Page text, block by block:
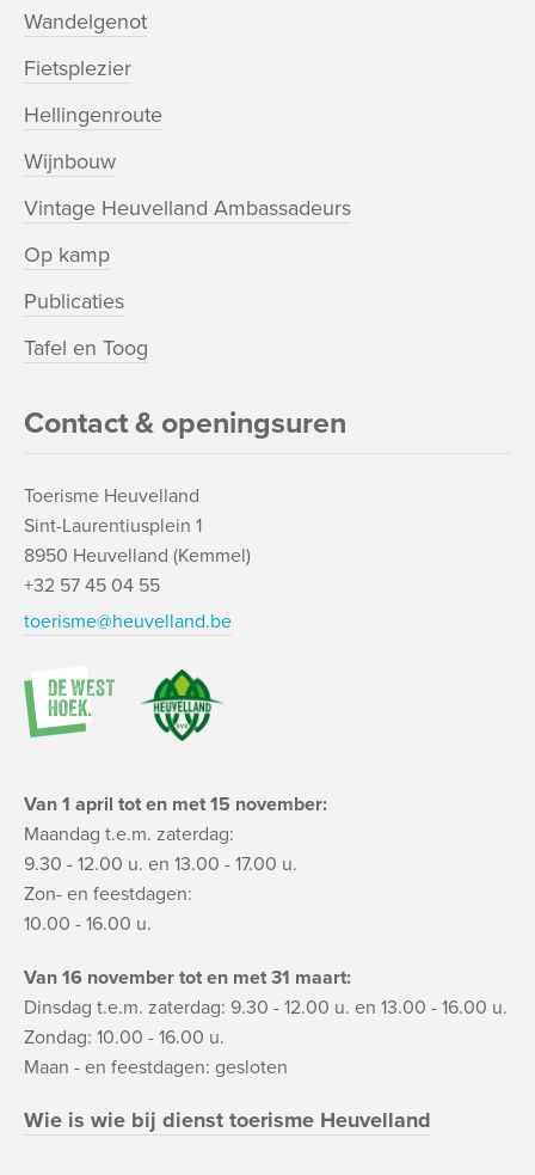
Wandelgenot
Fietsplezier
Hellingenroute
Wijnbouw
Vintage Heuvelland Ambassadeurs
Op kamp
Publicaties
Tafel en Toog
Contact & openingsuren
Toerisme Heuvelland
Sint-Laurentiusplein 1
8950 Heuvelland (Kemmel)
+32 57 45 04 55
toerisme@heuvelland.be
Van 1 april tot en met 15 november:
Maandag t.e.m. zaterdag:
9.30 - 12.00 u. en 13.00 - 17.00 u.
Zon- en feestdagen:
10.00 - 16.00 u.
Van 16 november tot en met 31 maart:
Dinsdag t.e.m. zaterdag: 9.30 - 12.00 u. en 13.00 - 16.00 u.
Zondag: 10.00 - 16.00 u.
Maan - en feestdagen: gesloten
Wie is wie bij dienst toerisme Heuvelland